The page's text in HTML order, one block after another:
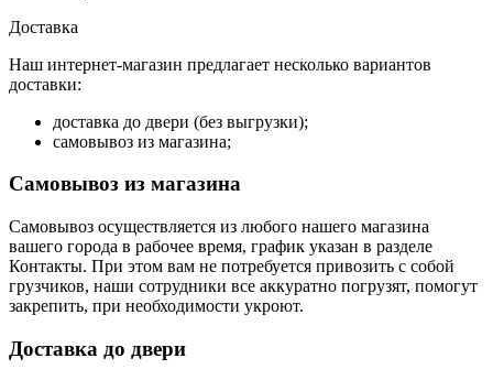
Доставка
Наш интернет-магазин предлагает несколько вариантов
доставки:
доставка до двери (без выгрузки);
самовывоз из магазина;
Самовывоз из магазина
Самовывоз осуществляется из любого нашего магазина
вашего города в рабочее время, график указан в разделе
Контакты. При этом вам не потребуется привозить с собой
грузчиков, наши сотрудники все аккуратно погрузят, помогут
закрепить, при необходимости укроют.
Доставка до двери